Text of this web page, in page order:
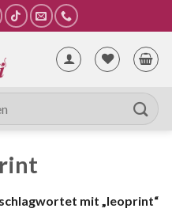
mit „leoprint“